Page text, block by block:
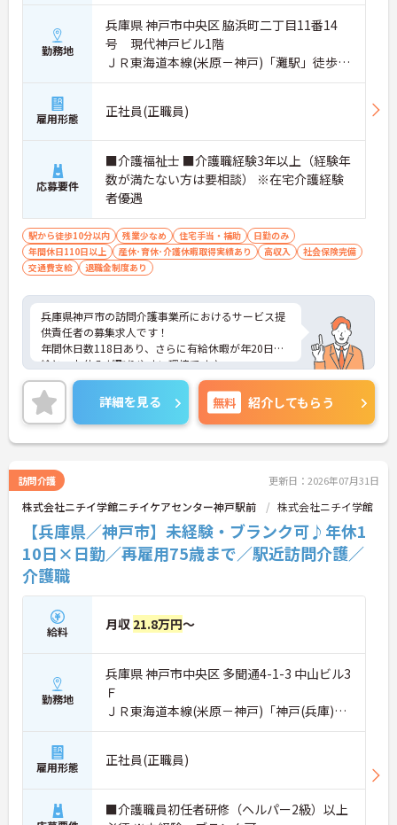
勤務地
兵庫県 神戸市中央区 脇浜町二丁目11番14
号 現代神戸ビル1階
ＪＲ東海道本線(米原－神戸)「灘駅」徒歩7
分
雇用形態 正社員(正職員)
応募要件
■介護福祉士 ■介護職経験3年以上（経験年
数が満たない方は要相談） ※在宅介護経験
者優遇
駅から徒歩10分以内 残業少なめ 住宅手当・補助
日勤のみ
年間休日110日以上
産休･育休･介護休暇取得実績あり 高収入
社会保険完備
交通費支給
退職金制度あり
兵庫県神戸市の訪問介護事業所におけるサービス提
供責任者の募集求人です！
年間休日数118日あり、さらに有給休暇が年20日支
給と、お休みが取りやすい環境です♪
日勤のみの勤務で残業も月10時間と少なく、プライ
ベートも大切にしながら働けます☆
ご興味ある方には、面接のポイントなど、さらに詳
細をお話致しますのでお気軽にご相談ください！
詳細を見る 無料 紹介してもらう
訪問介護 更新日：2026年07月31日
株式会社ニチイ学館ニチイケアセンター神戸駅前 株式会社ニチイ学館
【兵庫県／神戸市】未経験・ブランク可♪年休1
10日×日勤／再雇用75歳まで／駅近訪問介護／
介護職
給料 月収 21.8万円～
勤務地
兵庫県 神戸市中央区 多聞通4-1-3 中山ビル3
Ｆ
ＪＲ東海道本線(米原－神戸)「神戸(兵庫)
駅」徒歩4分
雇用形態 正社員(正職員)
■介護職員初任者研修（ヘルパー2級）以上